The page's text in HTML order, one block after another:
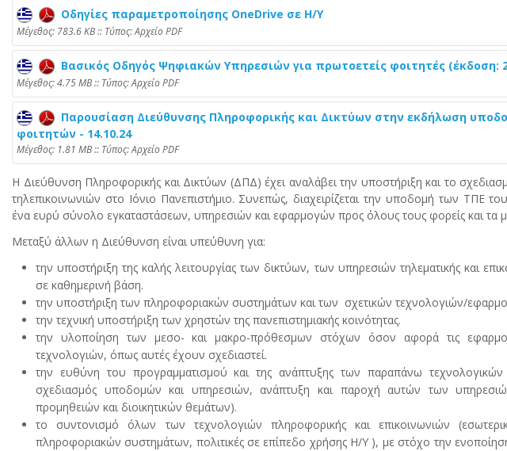
Οδηγίες παραμετροποίησης OneDrive σε H/Y
Mέγεθος: 783.6 KB :: Τύπος: Αρχείο PDF
Βασικός Οδηγός Ψηφιακών Υπηρεσιών για πρωτοετείς φοιτητές (έκδοση:
Mέγεθος: 4.75 MB :: Τύπος: Αρχείο PDF
Παρουσίαση Διεύθυνσης Πληροφορικής και Δικτύων στην εκδήλωση
φοιτητών - 14.10.24
Mέγεθος: 1.81 MB :: Τύπος: Αρχείο PDF
Η Διεύθυνση Πληροφορικής και Δικτύων (ΔΠΔ) έχει αναλάβει την υποστήριξη και το
τηλεπικοινωνιών στο Ιόνιο Πανεπιστήμιο. Συνεπώς, διαχειρίζεται την υποδομή των ΤΠΕ
ένα ευρύ σύνολο εγκαταστάσεων, υπηρεσιών και εφαρμογών προς όλους τους φορείς και τα
Μεταξύ άλλων η Διεύθυνση είναι υπεύθυνη για:
την υποστήριξη της καλής λειτουργίας των δικτύων, των υπηρεσιών τηλεματικής και
σε καθημερινή βάση.
την υποστήριξη των πληροφοριακών συστημάτων και των σχετικών τεχνολογιών/
την τεχνική υποστήριξη των χρηστών της πανεπιστημιακής κοινότητας.
την υλοποίηση των μεσο- και μακρο-πρόθεσμων στόχων όσον αφορά τις
τεχνολογιών, όπως αυτές έχουν σχεδιαστεί.
την ευθύνη του προγραμματισμού και της ανάπτυξης των παραπάνω
σχεδιασμός υποδομών και υπηρεσιών, ανάπτυξη και παροχή αυτών των
προμηθειών και διοικητικών θεμάτων).
το συντονισμό όλων των τεχνολογιών πληροφορικής και επικοινωνιών
πληροφοριακών συστημάτων, πολιτικές σε επίπεδο χρήσης Η/Υ ), με στόχο την